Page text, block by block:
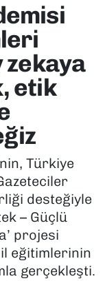
zekaya
etik
Türkiye
desteğiyle
– Güçlü
projesi
eğitimlerinin
gerçekleşti.